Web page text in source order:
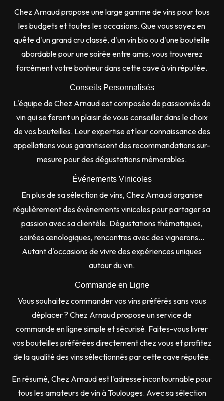
Chez Arnaud propose une large gamme de vins pour tous
les budgets et toutes les occasions. Que vous soyez en
quête d'un grand cru classé, d'un vin bio ou d'une bouteille
abordable pour une soirée entre amis, vous trouverez
forcément votre bonheur dans cette cave à vin réputée.
Conseils Personnalisés
L'équipe de Chez Arnaud est composée de passionnés de
vin qui se feront un plaisir de vous conseiller dans le choix
de vos bouteilles. Leur expertise et leur connaissance des
appellations vous garantissent des recommandations sur-
mesure pour des dégustations mémorables.
Événements Vinicoles
En plus de sa sélection de vins, Chez Arnaud organise
régulièrement des événements vinicoles pour partager sa
passion avec sa clientèle. Dégustations thématiques,
soirées œnologiques, rencontres avec des vignerons…
Autant d'occasions de vivre des expériences uniques
autour du vin.
Commande en Ligne
Vous souhaitez commander vos vins préférés sans vous
déplacer ? Chez Arnaud propose un service de
commande en ligne simple et sécurisé. Faites-vous livrer
vos bouteilles préférées directement chez vous et profitez
de la qualité des vins sélectionnés par cette cave réputée.
En résumé, Chez Arnaud est l'adresse incontournable pour
tous les amateurs de vin à Toulouges. Avec sa sélection